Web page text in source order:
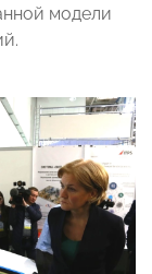
модели